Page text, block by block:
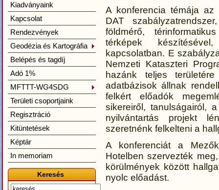
Kiadványaink
Kapcsolat
Rendezvények
Geodézia és Kartográfia
Belépés és tagdíj
Adó 1%
MFTTT-WG4SDG
Területi csoportjaink
Regisztráció
Kitüntetések
Képtár
In memoriam
Keresés
A konferencia témája az
DAT
földmérő,
térképek
kapcsolatban. E
Nemzeti Kataszteri
hazánk teljes
adatbázisok állnak
felkért előadók
sikereiről, tanulságairól,
nyilvántartás projekt
szeretnénk felkelteni a
A konferenciát a
Hotelben szervezték
körülmények között
nyolc előadást.